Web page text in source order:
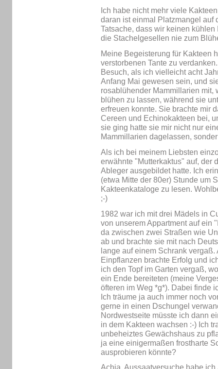
Ich habe nicht mehr viele
daran ist einmal Platzmangel auf
Tatsache, dass wir keinen
die Stachelgesellen nie zum
Meine Begeisterung für Kakteen
verstorbenen Tante zu
Besuch, als ich vielleicht acht
Anfang Mai gewesen sein, und
rosablühender Mammillarien mit,
blühen zu lassen, während sie
erfreuen konnte. Sie brachte mir
Cereen und Echinokakteen bei,
sie ging hatte sie mir nicht nur
Mammillarien dagelassen,
Als ich bei meinem Liebsten
erwähnte "Mutterkaktus" auf, der
Ableger ausgebildet hatte. Ich
(etwa Mitte der 80er) Stunde um
Kakteenkataloge zu lesen.
;-)
1982 war ich mit drei Mädels in
von unserem Appartment auf ein
da zwischen zwei Straßen wie
ab und brachte sie mit nach
lange auf einem Schrank
Einpflanzen brachte Erfolg und
ich den Topf im Garten vergaß,
ein Ende bereiteten (meine
öfteren im Weg *g*). Dabei finde
Ich träume ja auch immer noch
gerne in einen Dschungel
Nordwestseite müsste ich dann
in dem Kakteen wachsen :-) Ich
unbeheiztes Gewächshaus zu
ja eine einigermaßen frostharte
ausprobieren könnte?